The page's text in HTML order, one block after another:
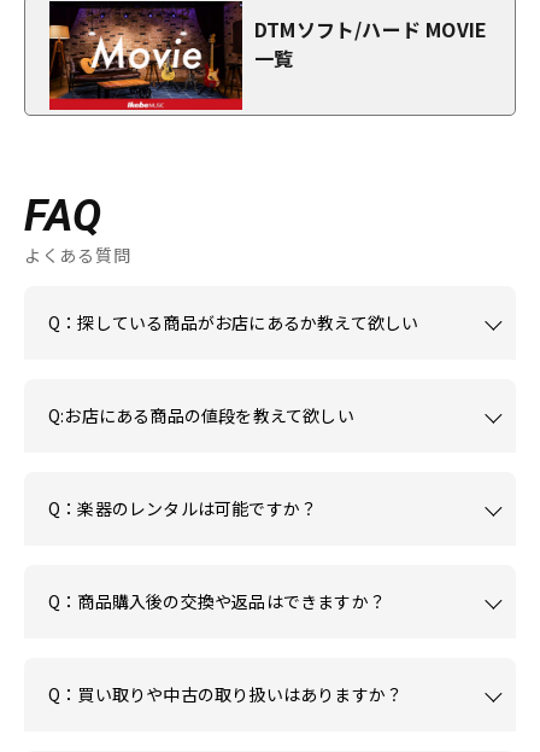
DTMソフト/ハード MOVIE
一覧
FAQ
よくある質問
Q：探している商品がお店にあるか教えて欲しい
Q:お店にある商品の値段を教えて欲しい
Q：楽器のレンタルは可能ですか？
Q：商品購入後の交換や返品はできますか？
Q：買い取りや中古の取り扱いはありますか？